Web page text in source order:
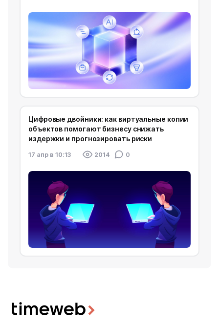
Цифровые двойники: как виртуальные копии
объектов помогают бизнесу снижать
издержки и прогнозировать риски
17 апр в 10:13 2014 0